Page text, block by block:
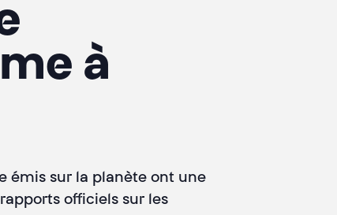
à
émis sur la planète ont une
officiels sur les